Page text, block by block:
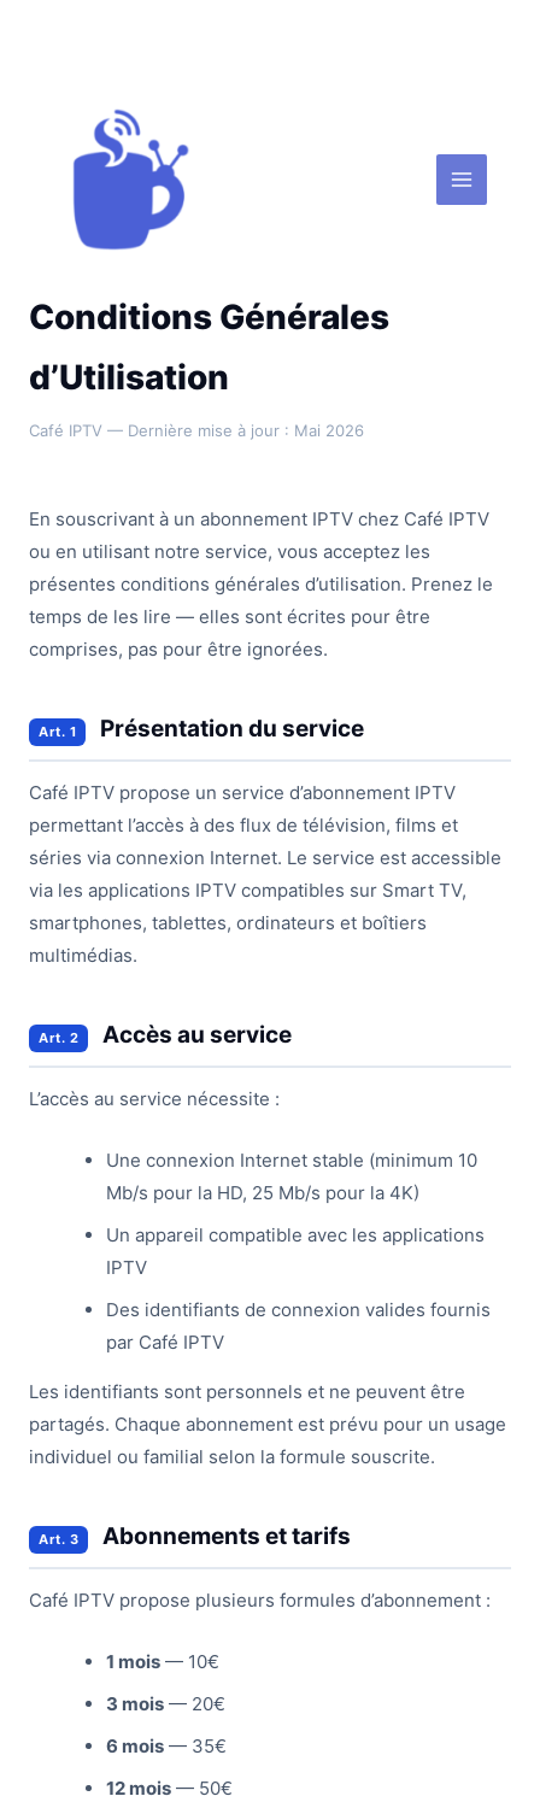
contenu
Conditions Générales
d’Utilisation
Café IPTV — Dernière mise à jour : Mai 2026
En souscrivant à un abonnement IPTV chez Café IPTV
ou en utilisant notre service, vous acceptez les
présentes conditions générales d’utilisation. Prenez le
temps de les lire — elles sont écrites pour être
comprises, pas pour être ignorées.
Art. 1 Présentation du service
Café IPTV propose un service d’abonnement IPTV
permettant l’accès à des flux de télévision, films et
séries via connexion Internet. Le service est accessible
via les applications IPTV compatibles sur Smart TV,
smartphones, tablettes, ordinateurs et boîtiers
multimédias.
Art. 2 Accès au service
L’accès au service nécessite :
Une connexion Internet stable (minimum 10
Mb/s pour la HD, 25 Mb/s pour la 4K)
Un appareil compatible avec les applications
IPTV
Des identifiants de connexion valides fournis
par Café IPTV
Les identifiants sont personnels et ne peuvent être
partagés. Chaque abonnement est prévu pour un usage
individuel ou familial selon la formule souscrite.
Art. 3 Abonnements et tarifs
Café IPTV propose plusieurs formules d’abonnement :
1 mois— 10€
3 mois— 20€
6 mois— 35€
12 mois— 50€